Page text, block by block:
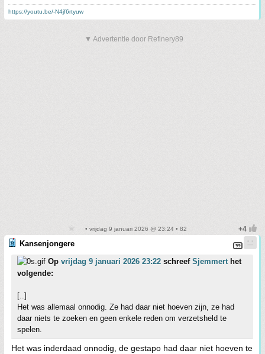
https://youtu.be/-N4jf6rtyuw
▼ Advertentie door Refinery89
• vrijdag 9 januari 2026 @ 23:24 • 82
Kansenjongere
Op vrijdag 9 januari 2026 23:22 schreef Sjemmerthet
volgende:
[..]
Het was allemaal onnodig. Ze had daar niet hoeven zijn, ze had
daar niets te zoeken en geen enkele reden om verzetsheld te
spelen.
Het was inderdaad onnodig, de gestapo had daar niet hoeven te